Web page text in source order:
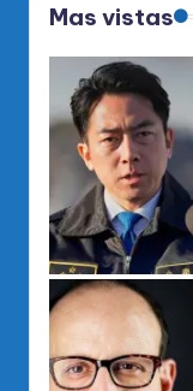
Mas vistas